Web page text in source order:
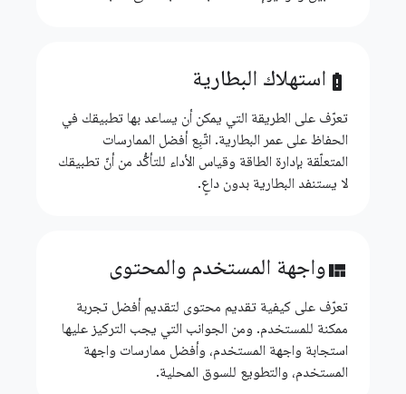
battery_alert استهلاك البطارية
تعرّف على الطريقة التي يمكن أن يساعد بها تطبيقك في
الحفاظ على عمر البطارية. اتّبِع أفضل الممارسات
المتعلّقة بإدارة الطاقة وقياس الأداء للتأكُّد من أنّ تطبيقك
لا يستنفد البطارية بدون داعٍ.
view_quiltواجهة المستخدم والمحتوى
تعرّف على كيفية تقديم محتوى لتقديم أفضل تجربة
ممكنة للمستخدم. ومن الجوانب التي يجب التركيز عليها
استجابة واجهة المستخدم، وأفضل ممارسات واجهة
المستخدم، والتطويع للسوق المحلية.